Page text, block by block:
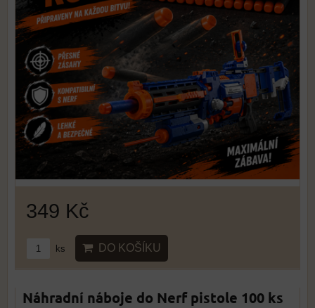
349 Kč
ks DO KOŠÍKU
Náhradní náboje do Nerf pistole 100 ks